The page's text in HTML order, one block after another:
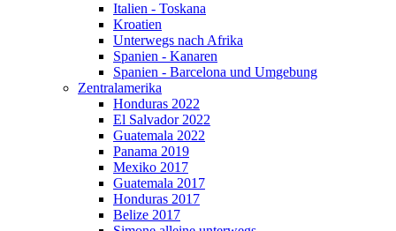
Italien - Toskana
Kroatien
Unterwegs nach Afrika
Spanien - Kanaren
Spanien - Barcelona und Umgebung
Zentralamerika
Honduras 2022
El Salvador 2022
Guatemala 2022
Panama 2019
Mexiko 2017
Guatemala 2017
Honduras 2017
Belize 2017